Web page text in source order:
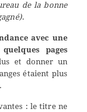
de la bonne
.
avec une
quelques pages
et donner un
étaient plus
: le titre ne